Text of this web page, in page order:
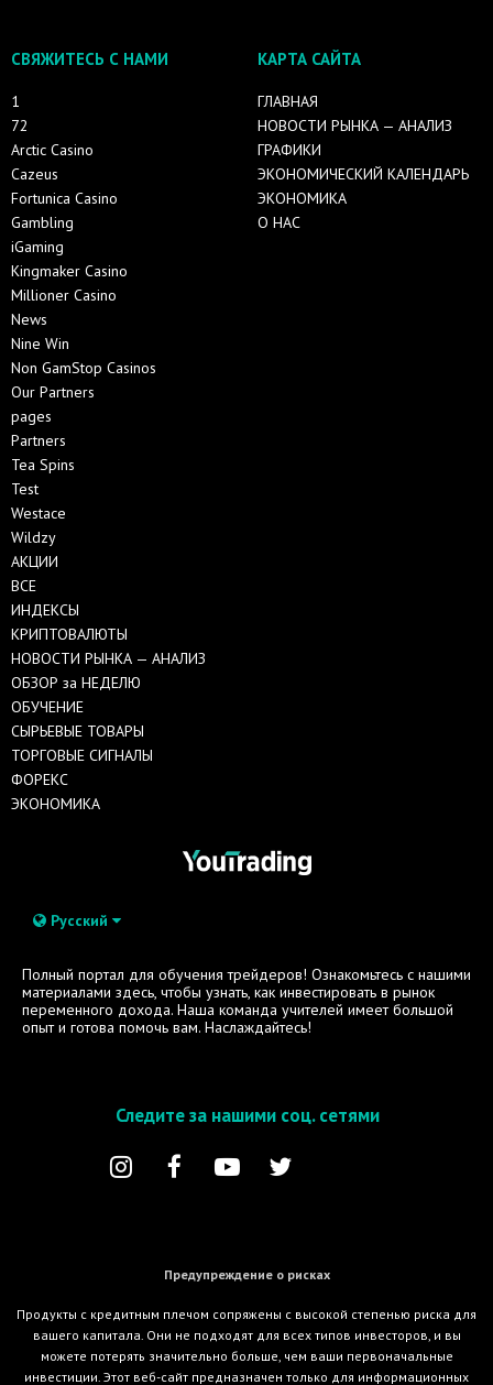
СВЯЖИТЕСЬ С НАМИ
1
72
Arctic Casino
Cazeus
Fortunica Casino
Gambling
iGaming
Kingmaker Casino
Millioner Casino
News
Nine Win
Non GamStop Casinos
Our Partners
pages
Partners
Tea Spins
Test
Westace
Wildzy
АКЦИИ
ВСЕ
ИНДЕКСЫ
КРИПТОВАЛЮТЫ
НОВОСТИ РЫНКА — АНАЛИЗ
ОБЗОР за НЕДЕЛЮ
ОБУЧЕНИЕ
СЫРЬЕВЫЕ ТОВАРЫ
ТОРГОВЫЕ СИГНАЛЫ
ФОРЕКС
ЭКОНОМИКА
КАРТА САЙТА
ГЛАВНАЯ
НОВОСТИ РЫНКА — АНАЛИЗ
ГРАФИКИ
ЭКОНОМИЧЕСКИЙ КАЛЕНДАРЬ
ЭКОНОМИКА
О НАС
Русский
Полный портал для обучения трейдеров! Ознакомьтесь с нашими
материалами здесь, чтобы узнать, как инвестировать в рынок
переменного дохода. Наша команда учителей имеет большой
опыт и готова помочь вам. Наслаждайтесь!
Следите за нашими соц. сетями
Предупреждение о рисках
Продукты с кредитным плечом сопряжены с высокой степенью риска для
вашего капитала. Они не подходят для всех типов инвесторов, и вы
можете потерять значительно больше, чем ваши первоначальные
инвестиции. Этот веб-сайт предназначен только для информационных